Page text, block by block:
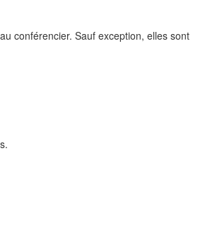
conférencier. Sauf exception, elles sont